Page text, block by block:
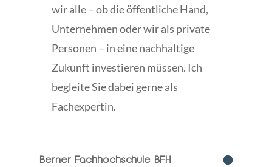
wir alle – ob die öffentliche Hand,
Unternehmen oder wir als private
Personen – in eine nachhaltige
Zukunft investieren müssen. Ich
begleite Sie dabei gerne als
Fachexpertin.
Berner Fachhochschule BFH